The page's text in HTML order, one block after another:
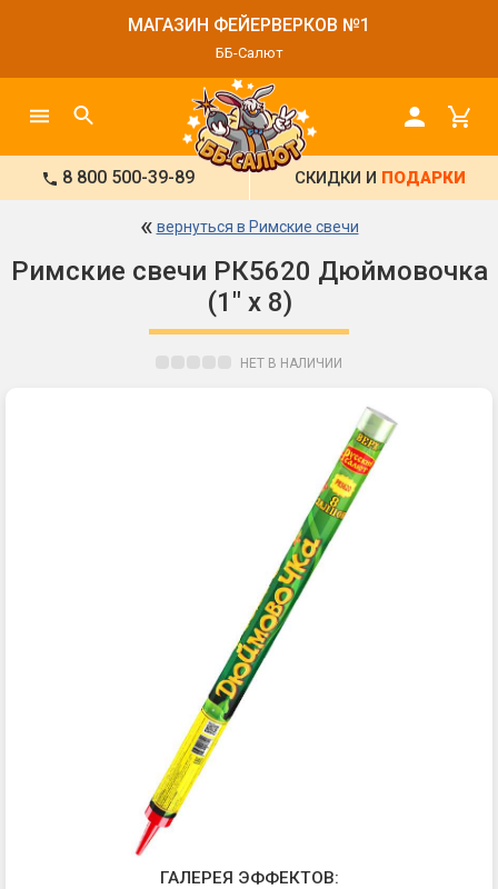
МАГАЗИН ФЕЙЕРВЕРКОВ №1
ББ-Салют
8 800 500-39-89 СКИДКИ И ПОДАРКИ
« вернуться в Римские свечи
Римские свечи РК5620 Дюймовочка
(1" х 8)
НЕТ В НАЛИЧИИ
ГАЛЕРЕЯ ЭФФЕКТОВ: